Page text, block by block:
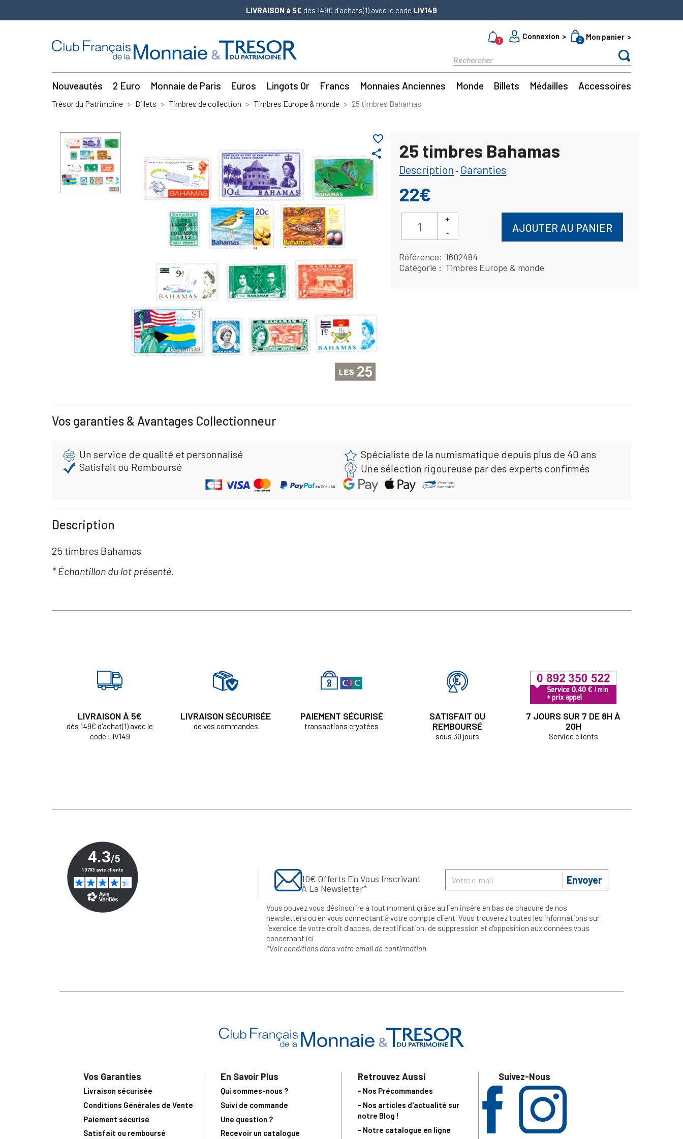
LIVRAISON à 5€ dès 149€ d’achats(1) avec le code LIV149
1
Connexion 0 Mon panier
Nouveautés 2 Euro Monnaie de Paris Euros Lingots Or Francs Monnaies Anciennes Monde Billets Médailles Accessoires
Trésor du Patrimoine Billets Timbres de collection Timbres Europe & monde 25 timbres Bahamas
share
favorite_border
25 timbres Bahamas
Description - Garanties
22€
AJOUTER AU PANIER
Référence
1602484
Catégorie
Timbres Europe & monde
Vos garanties & Avantages Collectionneur
Un service de qualité et personnalisé
Spécialiste de la numismatique depuis plus de 40 ans
Satisfait ou Remboursé
Une sélection rigoureuse par des experts confirmés
Description
25 timbres Bahamas
* Échantillon du lot présenté.
LIVRAISON À 5€
dès 149€ d'achat(1) avec le
code LIV149
LIVRAISON SÉCURISÉE
de vos commandes
PAIEMENT SÉCURISÉ
transactions cryptées
SATISFAIT OU
REMBOURSÉ
sous 30 jours
7 JOURS SUR 7 DE 8H À
20H
Service clients
10€ Offerts En Vous Inscrivant
À La Newsletter*
Envoyer
Vous pouvez vous désinscrire à tout moment grâce au lien inséré en bas de chacune de nos
newsletters ou en vous connectant à votre compte client. Vous trouverez toutes les informations sur
l’exercice de votre droit d'accès, de rectification, de suppression et d'opposition aux données vous
concernant ici
*Voir conditions dans votre email de confirmation
Vos Garanties
Livraison sécurisée
Conditions Générales de Vente
Paiement sécurisé
Satisfait ou remboursé
En Savoir Plus
Qui sommes-nous ?
Suivi de commande
Une question ?
Recevoir un catalogue
Retrouvez Aussi
- Nos Précommandes
- Nos articles d'actualité sur
notre Blog !
- Notre catalogue en ligne
Suivez-Nous